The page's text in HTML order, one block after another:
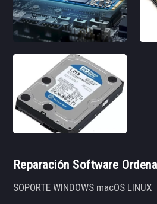
Reparación Software
SOPORTE WINDOWS macOS LINUX